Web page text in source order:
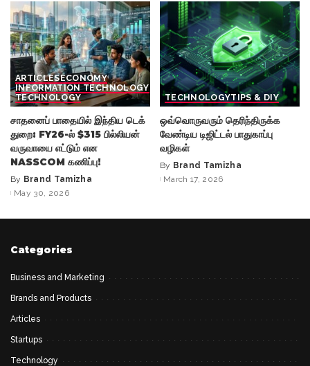
ARTICLESECONOMY
INFORMATION TECHNOLOGY
TECHNOLOGY
சாதனைப் பாதையில் இந்திய டெக்
துறை: FY26-ல் $315 பில்லியன்
வருவாயை எட்டும் என
NASSCOM கணிப்பு!
Posted
by
By Brand Tamizha
May 30, 2026
TECHNOLOGYTIPS & DIY
ஒவ்வொருவரும் தெரிந்திருக்க
வேண்டிய டிஜிட்டல் பாதுகாப்பு
வழிகள்
Posted
by
By Brand Tamizha
March 17, 2026
Categories
Business and Marketing
Brands and Products
Articles
Startups
Technology